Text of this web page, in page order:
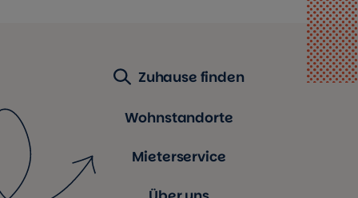
Zuhause finden
Wohnstandorte
Mieterservice